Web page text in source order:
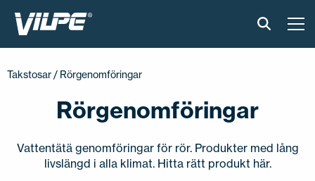
INSTALLATION & MATERIAL
Takstosar / Rörgenomföringar
Rörgenomföringar
Vattentätä genomföringar för rör. Produkter med lång
livslängd i alla klimat. Hitta rätt produkt här.